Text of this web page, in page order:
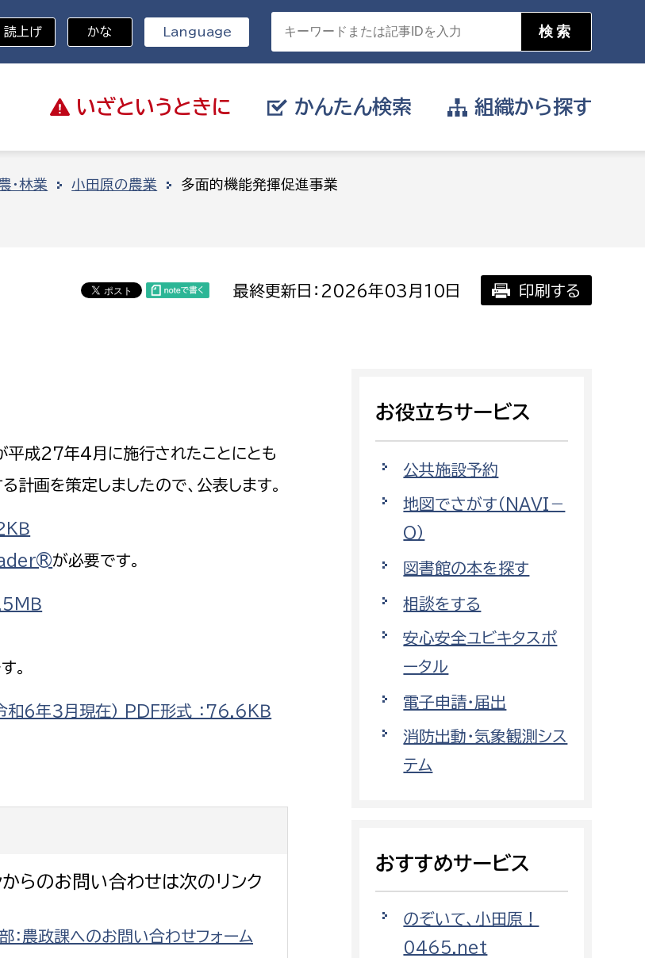
いざと いうときに かんたん検索
択
・エネルギー
基盤
・生涯学習
経営
会
目的を選択
届け出や申請をしたい
支払いをしたい
働きたい
小田原のことを知りたい
イベント・講座などに参加したい
まちづくりに関わりたい
組織から探す
職員課
文化財課
環境部
環境政策課
ゼロカーボン推進課
環境保護課
水産海浜課
都市政策課
患者サポートセンター
消防総務課
読上げ かな Language
・林業 小田原の農業 多面的機能発揮促進事業
最終更新日：2026年03月10日 印刷する
平成27年4月に施行されたことにとも
画を策定しましたので、公表します。
Ｂ
が必要です。
ＭＢ
。
６年３月現在） PDF形式 ：76.6ＫＢ
からのお問い合わせは次のリンク
：農政課へのお問い合わせフォーム
お役立ちサービス
公共施設予約
地図でさがす（NAVI－
O）
図書館の本を探す
相談をする
安心安全ユビキタスポ
ータル
電子申請・届出
消防出動・気象観測シス
テム
おすすめサービス
のぞいて、小田原！
0465.net